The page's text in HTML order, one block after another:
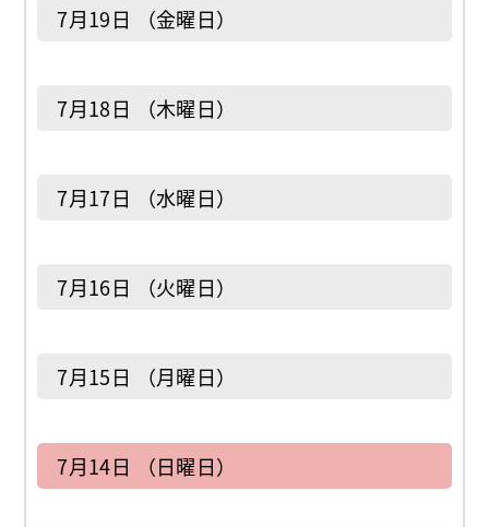
7月19日 （金曜日）
7月18日 （木曜日）
7月17日 （水曜日）
7月16日 （火曜日）
7月15日 （月曜日）
7月14日 （日曜日）